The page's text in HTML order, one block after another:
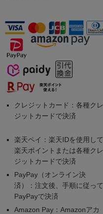
クレジットカード：各種クレ
ジットカードで決済
楽天ペイ：楽天IDを使用して
楽天ポイントまたは各種クレ
ジットカードで決済
PayPay（オンライン決
済）：注文後、手順に従って
PayPayで決済
Amazon Pay：Amazonアカ